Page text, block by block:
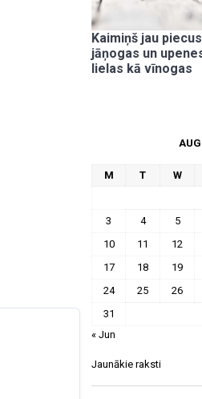
Kaimiņš jau
jāņogas un
lielas kā vīnogas
M T W
3
4 5
10
11 12
17
18 19
24
25 26
31
« Jun
Jaunākie raksti